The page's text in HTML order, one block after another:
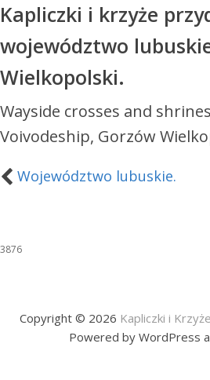
Kapliczki i krzyże
województwo
Wielkopolski.
Wayside crosses and
Voivodeship, Gorzów
Województwo lubuskie.
3876
Copyright © 2026 Kapliczki i
Powered by WordPress